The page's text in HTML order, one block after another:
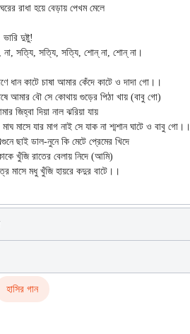
রাধা হয়ে বেড়ায় পেখম মেলে
দুষ্টু!
সত্যি, সত্যি, সত্যি, শোন্‌ না, শোন্‌ না।
ধান কাটে চাষা আমার কেঁদে কাটে ও দাদা গো।।
আমার বৌ সে কোথায় গুড়ের পিঠা খায় (বাবু গো)
জিহ্বা দিয়া নাল ঝরিয়া যায়
মাসে যার মাগ নাই সে যাক না শ্মশান ঘাটে ও বাবু গো।।
ছাই ডাল-নুনে কি মেটে প্রেমের খিদে
খুঁজি রাতের বেলায় নিদে (আমি)
হাসির গান